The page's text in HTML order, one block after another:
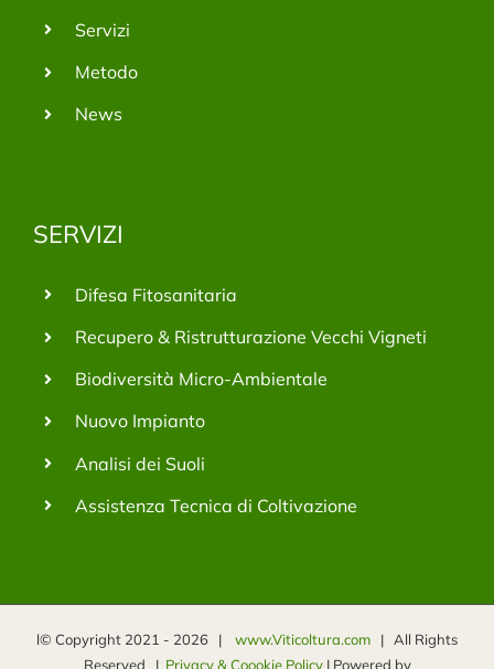
Servizi
Metodo
News
SERVIZI
Difesa Fitosanitaria
Recupero & Ristrutturazione Vecchi Vigneti
Biodiversità Micro-Ambientale
Nuovo Impianto
Analisi dei Suoli
Assistenza Tecnica di Coltivazione
l© Copyright 2021 - 2026 | www.Viticoltura.com | All Rights
Reserved | Privacy & Coookie Policy | Powered by